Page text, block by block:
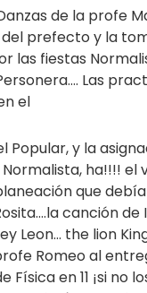
de la profe
prefecto y la
las fiestas
Las
el
Popular, y la
ha!!!! el
que
canción de
Leon… the lion
Romeo al
Física en 11 ¡si no